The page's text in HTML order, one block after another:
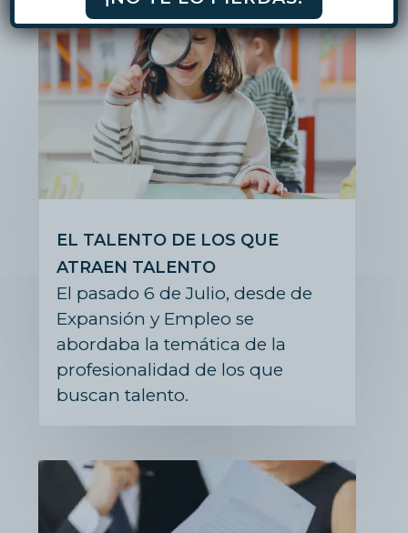
EL TALENTO DE LOS QUE
ATRAEN TALENTO
El pasado 6 de Julio, desde de
Expansión y Empleo se
abordaba la temática de la
profesionalidad de los que
buscan talento.